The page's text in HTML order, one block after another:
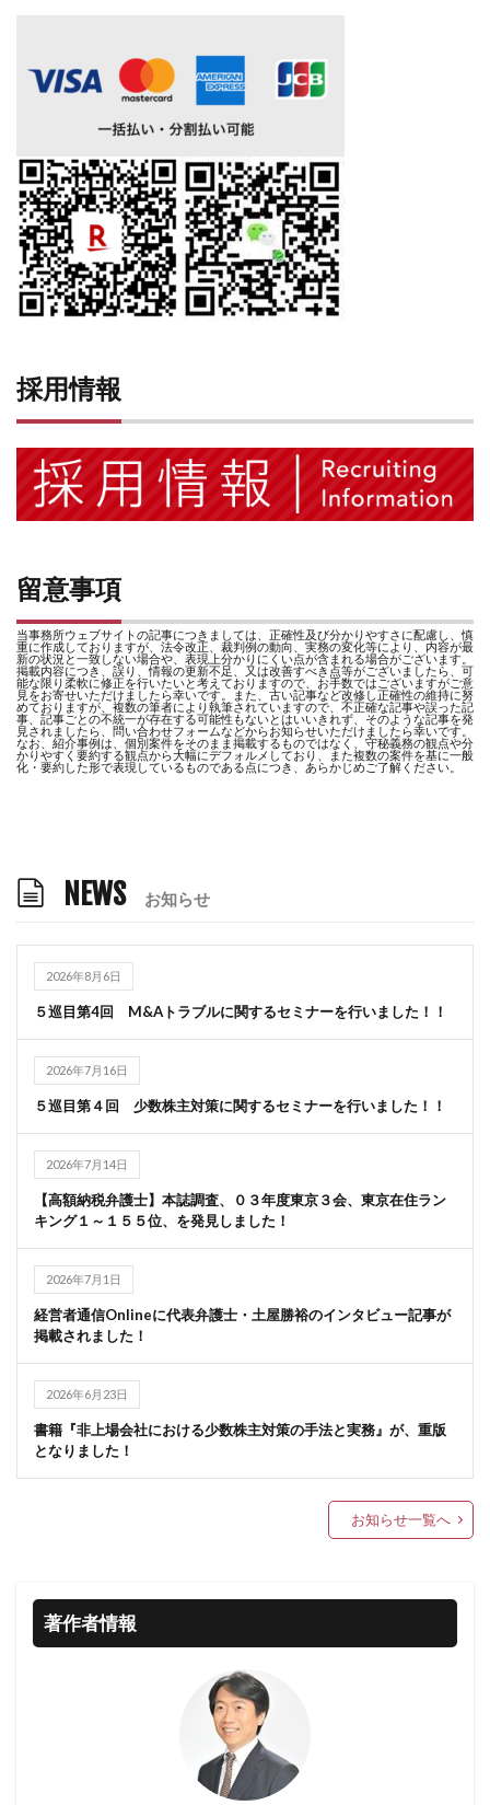
採用情報
留意事項
当事務所ウェブサイトの記事につきましては、正確性及び分かりやすさに配慮し、慎
重に作成しておりますが、法令改正、裁判例の動向、実務の変化等により、内容が最
新の状況と一致しない場合や、表現上分かりにくい点が含まれる場合がございます。
掲載内容につき、誤り、情報の更新不足、又は改善すべき点等がございましたら、可
能な限り柔軟に修正を行いたいと考えておりますので、お手数ではございますがご意
見をお寄せいただけましたら幸いです。また、古い記事など改修し正確性の維持に努
めておりますが、複数の筆者により執筆されていますので、不正確な記事や誤った記
事、記事ごとの不統一が存在する可能性もないとはいいきれず、そのような記事を発
見されましたら、問い合わせフォームなどからお知らせいただけましたら幸いです。
なお、紹介事例は、個別案件をそのまま掲載するものではなく、守秘義務の観点や分
かりやすく要約する観点から大幅にデフォルメしており、また複数の案件を基に一般
化・要約した形で表現しているものである点につき、あらかじめご了解ください。
NEWS お知らせ
2026年8月6日
５巡目第4回 M&Aトラブルに関するセミナーを行いました！！
2026年7月16日
５巡目第４回 少数株主対策に関するセミナーを行いました！！
2026年7月14日
【高額納税弁護士】本誌調査、０３年度東京３会、東京在住ラン
キング１～１５５位、を発見しました！
2026年7月1日
経営者通信Onlineに代表弁護士・土屋勝裕のインタビュー記事が
掲載されました！
2026年6月23日
書籍『非上場会社における少数株主対策の手法と実務』が、重版
となりました！
お知らせ一覧へ
著作者情報